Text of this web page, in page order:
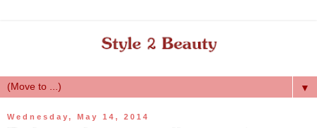
▼
Wednesday, May 14, 2014